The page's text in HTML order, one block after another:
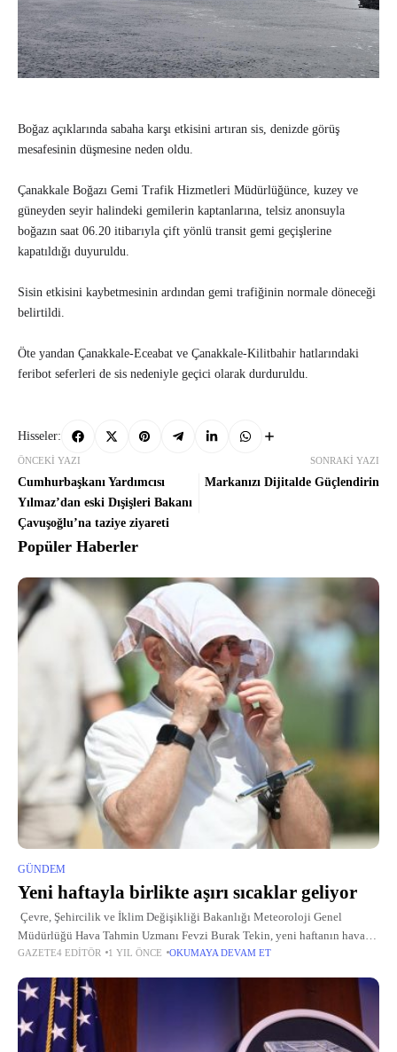
Boğaz açıklarında sabaha karşı etkisini artıran sis, denizde görüş
mesafesinin düşmesine neden oldu.
Çanakkale Boğazı Gemi Trafik Hizmetleri Müdürlüğünce, kuzey ve
güneyden seyir halindeki gemilerin kaptanlarına, telsiz anonsuyla
boğazın saat 06.20 itibarıyla çift yönlü transit gemi geçişlerine
kapatıldığı duyuruldu.
Sisin etkisini kaybetmesinin ardından gemi trafiğinin normale döneceği
belirtildi.
Öte yandan Çanakkale-Eceabat ve Çanakkale-Kilitbahir hatlarındaki
feribot seferleri de sis nedeniyle geçici olarak durduruldu.
Hisseler:
ÖNCEKI YAZI
Cumhurbaşkanı Yardımcısı
Yılmaz’dan eski Dışişleri Bakanı
Çavuşoğlu’na taziye ziyareti
SONRAKI YAZI
Markanızı Dijitalde Güçlendirin
Popüler Haberler
GÜNDEM
Yeni haftayla birlikte aşırı sıcaklar geliyor
Çevre, Şehircilik ve İklim Değişikliği Bakanlığı Meteoroloji Genel
Müdürlüğü Hava Tahmin Uzmanı Fevzi Burak Tekin, yeni haftanın hava
tahminlerini açıkladı. Tekin, yapılan son tahminlere göre, yeni haftada
GAZETE4 EDITÖR 1 YIL ÖNCE OKUMAYA DEVAM ET